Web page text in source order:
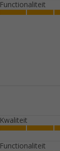
Functionaliteit
Kwaliteit
Functionaliteit